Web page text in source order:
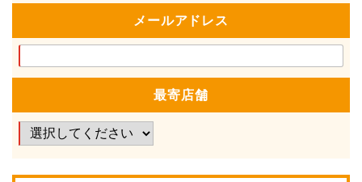
メールアドレス
最寄店舗